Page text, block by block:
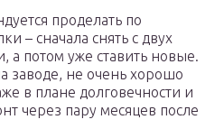
проделать по
– сначала снять с двух
а потом уже ставить новые.
не очень хорошо
в плане долговечности и
через пару месяцев после